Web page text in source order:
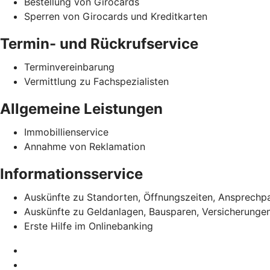
Sperren von Girocards und Kreditkarten
Termin- und Rückrufservice
Terminvereinbarung
Vermittlung zu Fachspezialisten
Allgemeine Leistungen
Immobillienservice
Annahme von Reklamation
Informationsservice
Auskünfte zu Standorten, Öffnungszeiten,
Auskünfte zu Geldanlagen, Bausparen,
Erste Hilfe im Onlinebanking